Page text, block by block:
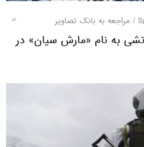
/ مراجعه به بانک تصاویر
به نام «مارش سیان» در